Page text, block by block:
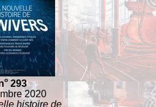
o293
2020
histoire de